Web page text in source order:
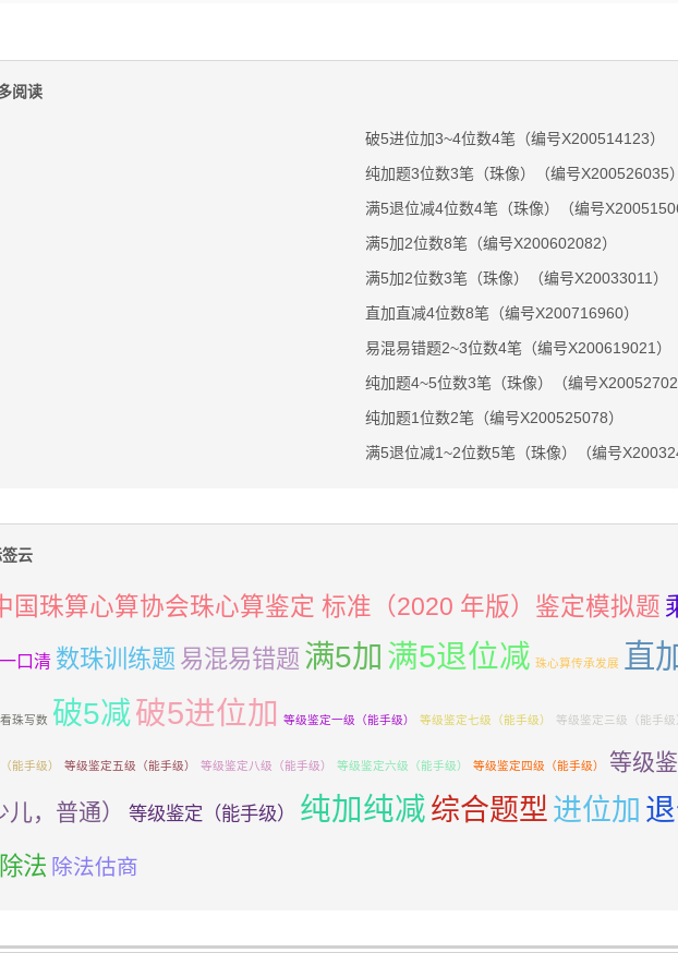
阅读
破5进位加3~4位数4笔（编号X200514123）
纯加题3位数3笔（珠像）（编号X200526035）
满5退位减4位数4笔（珠像）（编号
满5加2位数8笔（编号X200602082）
满5加2位数3笔（珠像）（编号X20033011）
直加直减4位数8笔（编号X200716960）
易混易错题2~3位数4笔（编号X200619021）
纯加题4~5位数3笔（珠像）（编号
纯加题1位数2笔（编号X200525078）
满5退位减1~2位数5笔（珠像）（编号
云
国珠算心算协会珠心算鉴定 标准（2020 年版）鉴定模拟题
口清 数珠训练题 易混易错题 满5加 满5退位减 珠心算传承发展 直
看珠写数 破5减破5进位加 等级鉴定一级（能手级） 等级鉴定七级（能手级） 等级鉴定三级（能手级
能手级） 等级鉴定五级（能手级） 等级鉴定八级（能手级） 等级鉴定六级（能手级） 等级鉴定四级（能手级）
等级
儿，普通）
等级鉴定（能手级） 纯加纯减 综合题型 进位加
除法 除法估商